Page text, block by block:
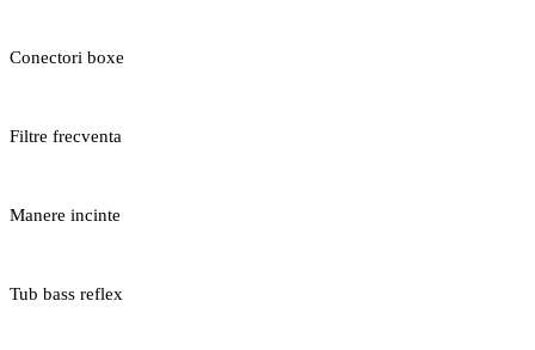
Conectori boxe
Filtre frecventa
Manere incinte
Tub bass reflex